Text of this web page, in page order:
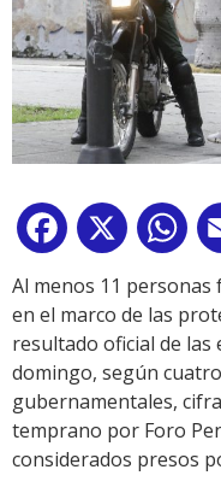
Facebook
X
Al menos 11 personas
en el marco de las
resultado oficial de las
domingo, según
gubernamentales,
temprano por Foro
considerados presos